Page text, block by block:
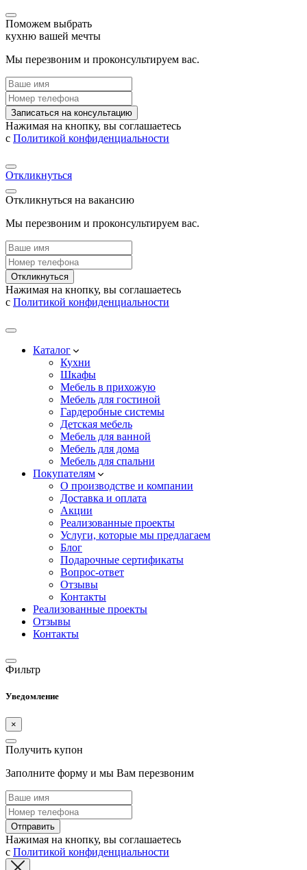
Поможем выбрать
кухню вашей мечты
Мы перезвоним и проконсультируем вас.
Записаться на консультацию
Нажимая на кнопку, вы соглашаетесь
с Политикой конфиденциальности
Откликнуться
Откликнуться на вакансию
Мы перезвоним и проконсультируем вас.
Откликнуться
Нажимая на кнопку, вы соглашаетесь
с Политикой конфиденциальности
Каталог
Кухни
Шкафы
Мебель в прихожую
Мебель для гостиной
Гардеробные системы
Детская мебель
Мебель для ванной
Мебель для дома
Мебель для спальни
Покупателям
О производстве и компании
Доставка и оплата
Акции
Реализованные проекты
Услуги, которые мы предлагаем
Блог
Подарочные сертификаты
Вопрос-ответ
Отзывы
Контакты
Реализованные проекты
Отзывы
Контакты
Фильтр
Уведомление
×
Получить купон
Заполните форму и мы Вам перезвоним
Отправить
Нажимая на кнопку, вы соглашаетесь
с Политикой конфиденциальности